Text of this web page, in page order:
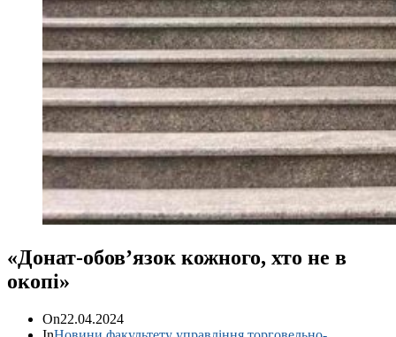
«Донат-обов’язок кожного, хто не в
окопі»
On22.04.2024